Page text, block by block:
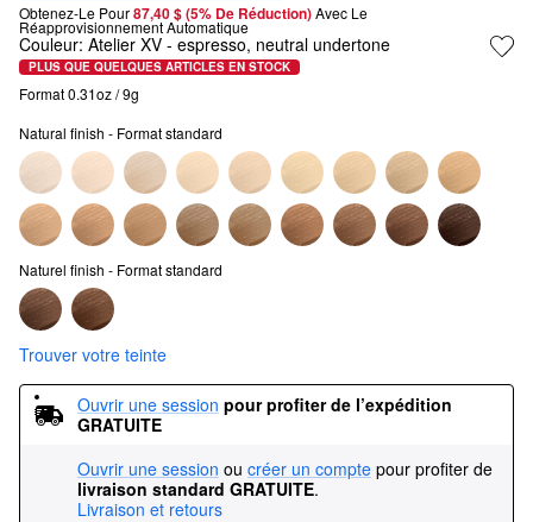
Obtenez-Le Pour87,40 $ (5% De Réduction) Avec Le
Réapprovisionnement Automatique
Couleur: Atelier XV - espresso, neutral undertone
PLUS QUE QUELQUES ARTICLES EN STOCK
Format 0.31oz / 9g
Natural finish - Format standard
Naturel finish - Format standard
Trouver votre teinte
Ouvrir une session pour profiter de l’expédition
GRATUITE
Ouvrir une session ou créer un compte pour profiter de
livraison standard GRATUITE.
Livraison et retours